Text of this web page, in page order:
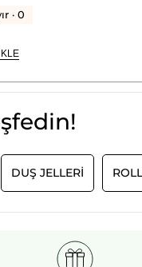
· 0
DUŞ JELLERI